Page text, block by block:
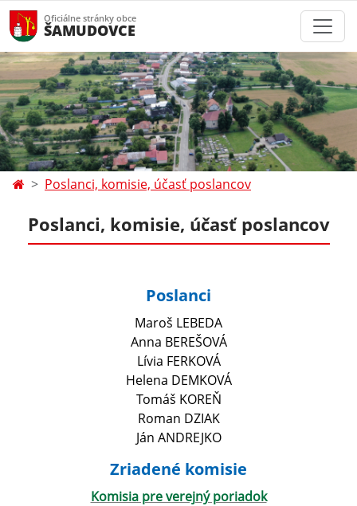
Oficiálne stránky obce
ŠAMUDOVCE
Poslanci, komisie, účasť poslancov
Poslanci, komisie, účasť poslancov
Poslanci
Maroš LEBEDA
Anna BEREŠOVÁ
Lívia FERKOVÁ
Helena DEMKOVÁ
Tomáš KOREŇ
Roman DZIAK
Ján ANDREJKO
Zriadené komisie
Komisia pre verejný poriadok